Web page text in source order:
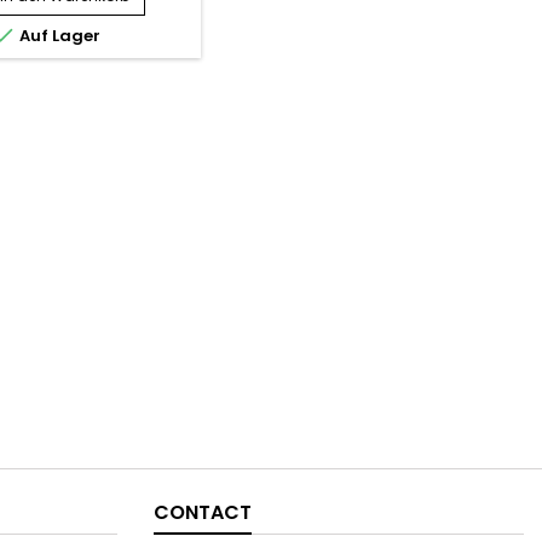
Black Castor Oil Edge
Gel glättet, stärkt die
Kräuselungen
Auf Lager
CONTACT